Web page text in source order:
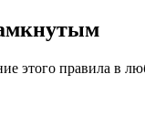
правила в